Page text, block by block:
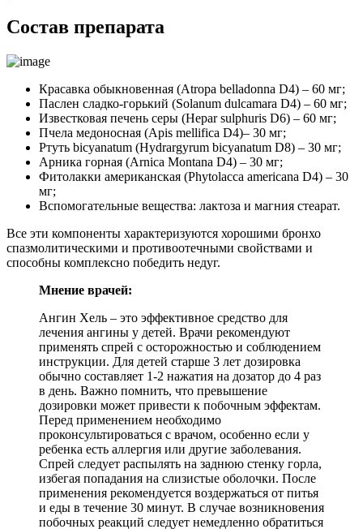
Состав препарата
Красавка обыкновенная (Atropa belladonna D4) – 60 мг;
Паслен сладко-горький (Solanum dulcamara D4) – 60 мг;
Известковая печень серы (Hepar sulphuris D6) – 60 мг;
Пчела медоносная (Apis mellifica D4)– 30 мг;
Ртуть bicyanatum (Hydrargyrum bicyanatum D8) – 30 мг;
Арника горная (Arnica Montana D4) – 30 мг;
Фитолакки американская (Phytolacca americana D4) – 30
мг;
Вспомогательные вещества: лактоза и магния стеарат.
Все эти компоненты характеризуются хорошими бронхо
спазмолитическими и противоотечными свойствами и
способны комплексно победить недуг.
Мнение врачей:
Ангин Хель – это эффективное средство для
лечения ангины у детей. Врачи рекомендуют
применять спрей с осторожностью и соблюдением
инструкции. Для детей старше 3 лет дозировка
обычно составляет 1-2 нажатия на дозатор до 4 раз
в день. Важно помнить, что превышение
дозировки может привести к побочным эффектам.
Перед применением необходимо
проконсультироваться с врачом, особенно если у
ребенка есть аллергия или другие заболевания.
Спрей следует распылять на заднюю стенку горла,
избегая попадания на слизистые оболочки. После
применения рекомендуется воздержаться от питья
и еды в течение 30 минут. В случае возникновения
побочных реакций следует немедленно обратиться